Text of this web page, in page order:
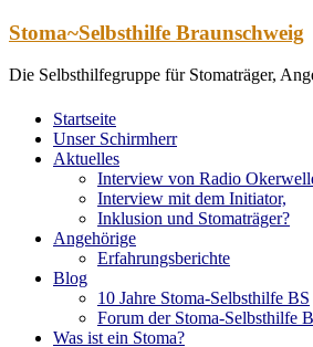
Zum
springen
Stoma~Selbsthilfe Braunschweig
Die Selbsthilfegruppe für Stomaträger,
Startseite
Unser Schirmherr
Aktuelles
Interview von Radio
Interview mit dem Initiator,
Inklusion und Stomaträger?
Angehörige
Erfahrungsberichte
Blog
10 Jahre Stoma-Selbsthilfe BS
Forum der Stoma-Selbsthilfe
Was ist ein Stoma?